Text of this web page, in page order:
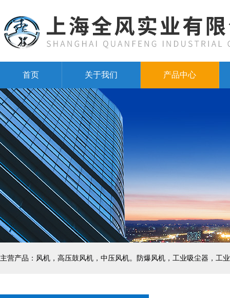
首页 关于我们 产品中心
主营产品：风机，高压鼓风机，中压风机。防爆风机，工业吸尘器，工